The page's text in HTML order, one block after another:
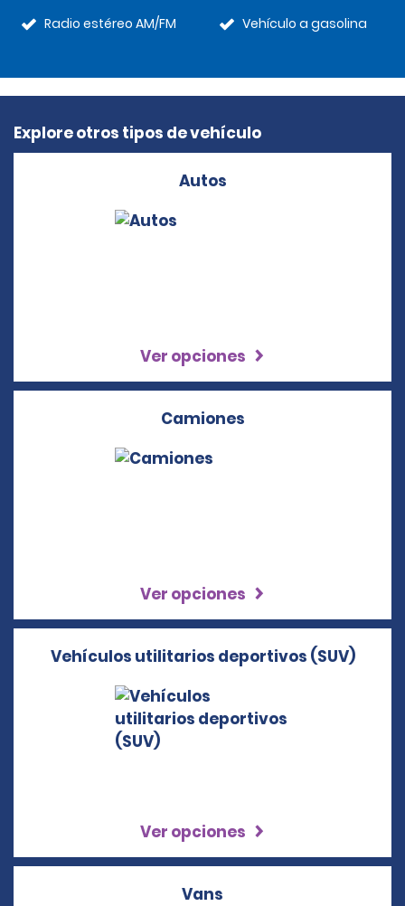
Radio estéreo AM/FM
Vehículo a gasolina
Explore otros tipos de vehículo
Autos
Ver opciones
Camiones
Ver opciones
Vehículos utilitarios deportivos (SUV)
Ver opciones
Vans